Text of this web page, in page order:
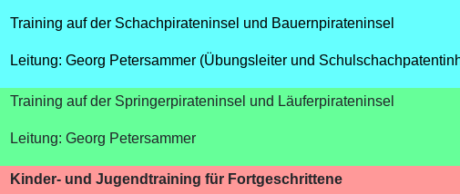
Training auf der Schachpirateninsel und Bauernpirateninsel
Leitung: Georg Petersammer (Übungsleiter und
Training auf der Springerpirateninsel und Läuferpirateninsel
Leitung: Georg Petersammer
Kinder- und Jugendtraining für Fortgeschrittene